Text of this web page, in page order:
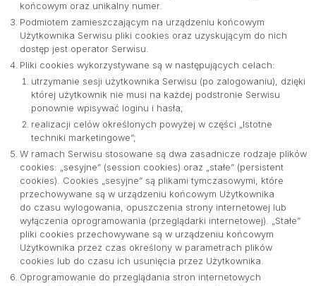
końcowym oraz unikalny numer.
Podmiotem zamieszczającym na urządzeniu końcowym
Użytkownika Serwisu pliki cookies oraz uzyskującym do nich
dostęp jest operator Serwisu.
Pliki cookies wykorzystywane są w następujących celach:
utrzymanie sesji użytkownika Serwisu (po zalogowaniu), dzięki
której użytkownik nie musi na każdej podstronie Serwisu
ponownie wpisywać loginu i hasła;
realizacji celów określonych powyżej w części „Istotne
techniki marketingowe”;
W ramach Serwisu stosowane są dwa zasadnicze rodzaje plików
cookies: „sesyjne” (session cookies) oraz „stałe” (persistent
cookies). Cookies „sesyjne” są plikami tymczasowymi, które
przechowywane są w urządzeniu końcowym Użytkownika
do czasu wylogowania, opuszczenia strony internetowej lub
wyłączenia oprogramowania (przeglądarki internetowej). „Stałe”
pliki cookies przechowywane są w urządzeniu końcowym
Użytkownika przez czas określony w parametrach plików
cookies lub do czasu ich usunięcia przez Użytkownika.
Oprogramowanie do przeglądania stron internetowych